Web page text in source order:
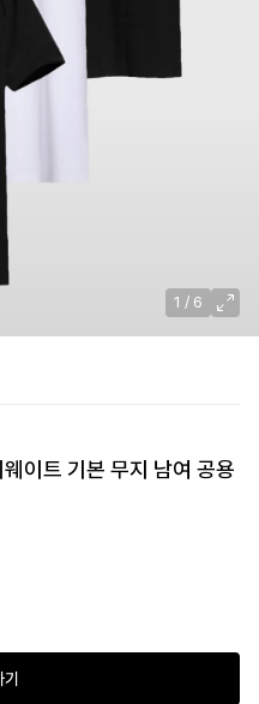
1 / 6
이트 기본 무지 남여 공용
기